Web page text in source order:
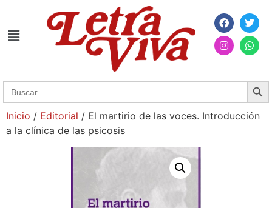
Search
for:
Inicio / Editorial / El martirio de las voces. Introducción
a la clínica de las psicosis